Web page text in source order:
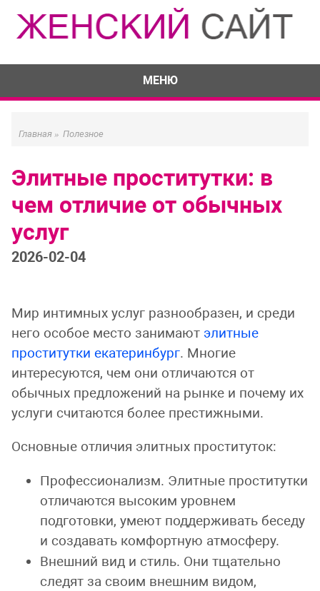
МЕНЮ
Главная » Полезное
Элитные проститутки: в
чем отличие от обычных
услуг
2026-02-04
Мир интимных услуг разнообразен, и среди
него особое место занимают элитные
проститутки екатеринбург. Многие
интересуются, чем они отличаются от
обычных предложений на рынке и почему их
услуги считаются более престижными.
Основные отличия элитных проституток:
Профессионализм. Элитные проститутки
отличаются высоким уровнем
подготовки, умеют поддерживать беседу
и создавать комфортную атмосферу.
Внешний вид и стиль. Они тщательно
следят за своим внешним видом,